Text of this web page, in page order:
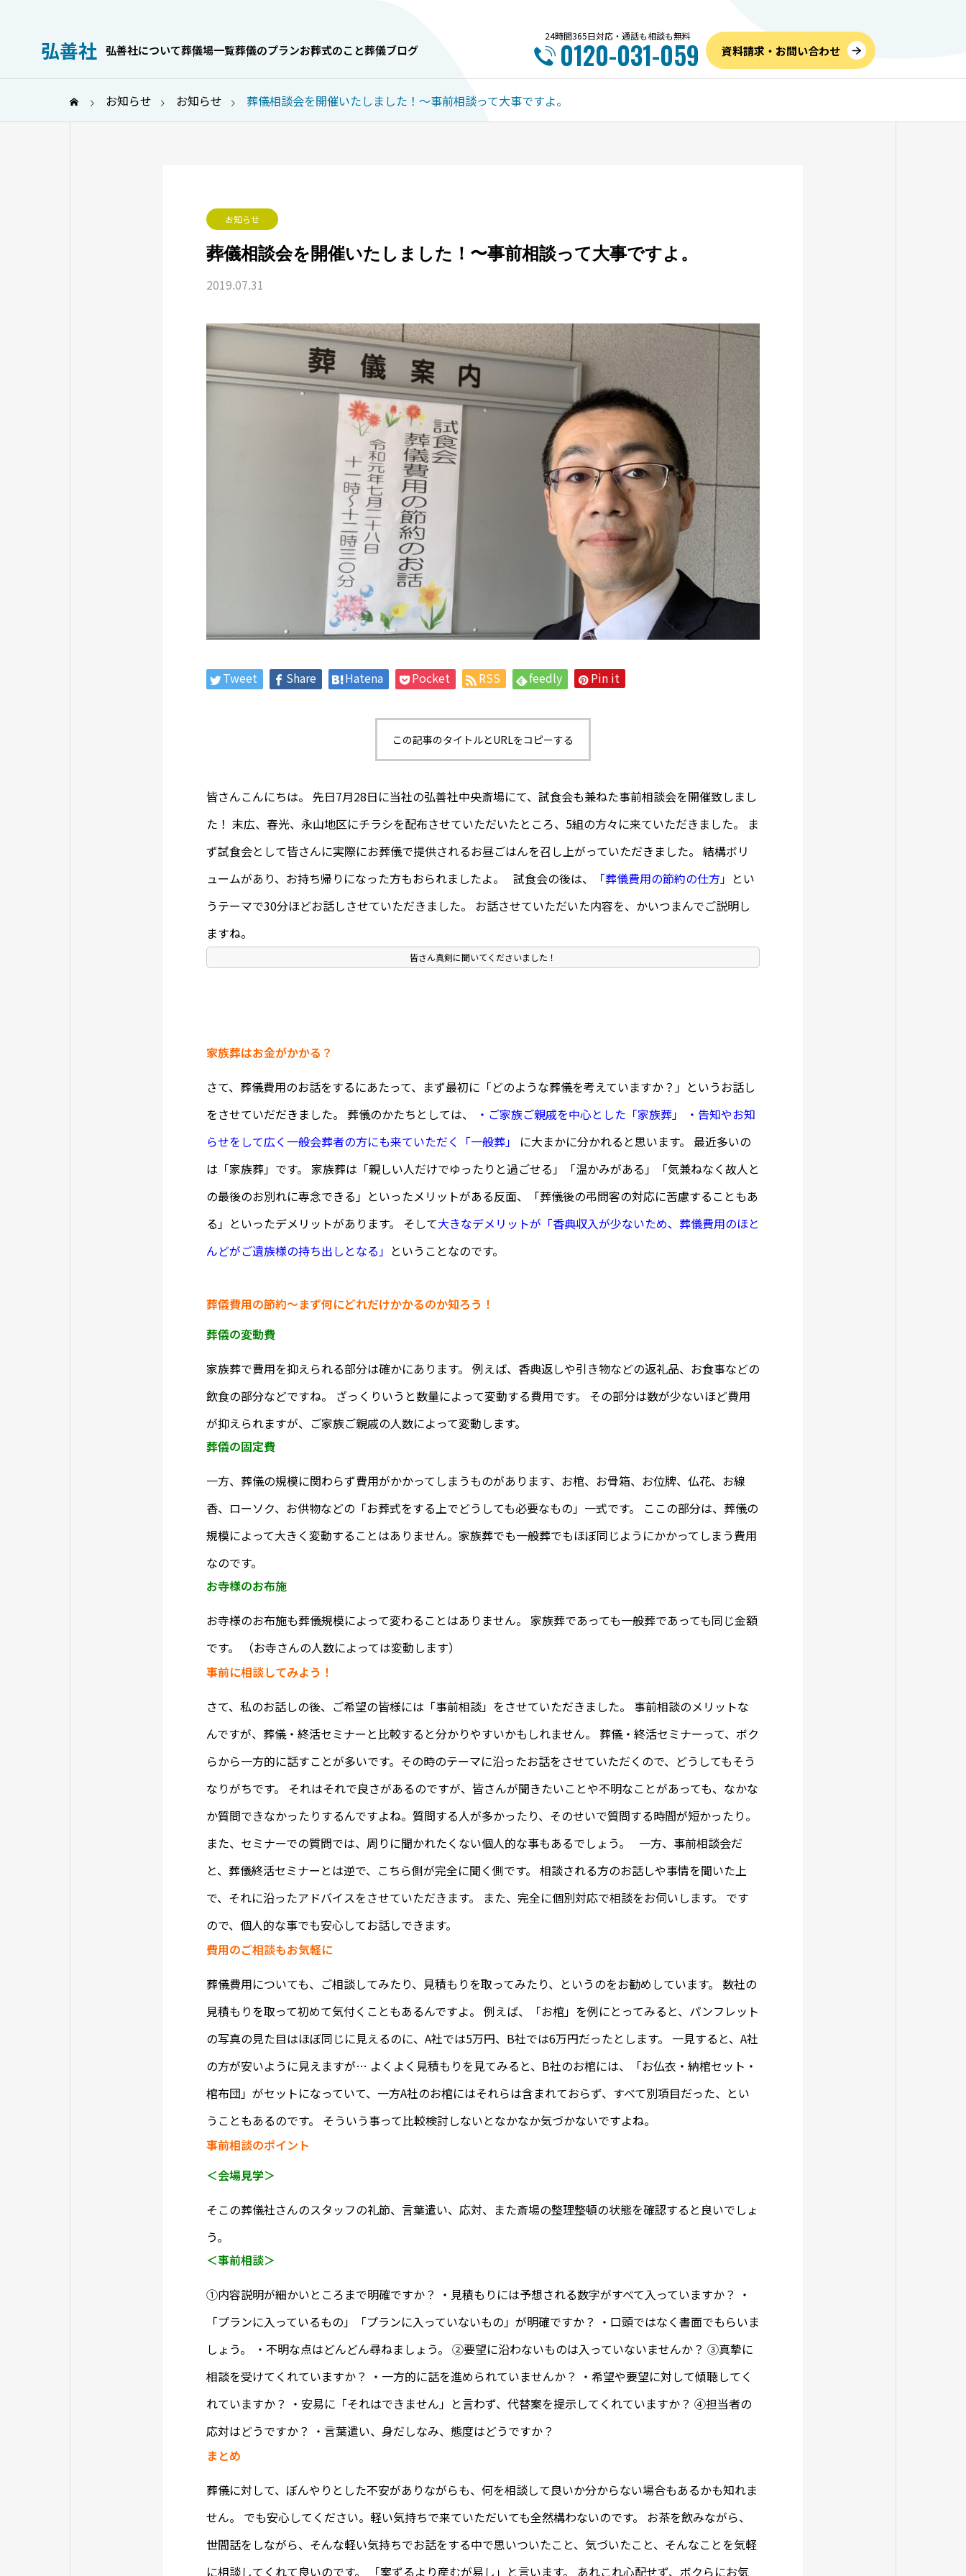
弘善社 弘善社について葬儀場一覧葬儀のプランお葬式のこと葬儀ブログ
家族葬の喪主挨拶｜場面別の
とポイント
えて安くする方法
24時間365日対応・通話も相談も無料
0120-031-059 資料請求・お問い合わせ
お知らせ お知らせ 葬儀相談会を開催いたしました！〜事前相談って大事ですよ。
お知らせ
葬儀相談会を開催いたしました！〜事前相談って大事ですよ。
2019.07.31
Tweet Share Hatena Pocket RSS feedly Pin it
この記事のタイトルとURLをコピーする
皆さんこんにちは。 先日7月28日に当社の弘善社中央斎場にて、試食会も兼ねた事前相談会を開催致しまし
た！ 末広、春光、永山地区にチラシを配布させていただいたところ、5組の方々に来ていただきました。 ま
ず試食会として皆さんに実際にお葬儀で提供されるお昼ごはんを召し上がっていただきました。 結構ボリ
ュームがあり、お持ち帰りになった方もおられましたよ。 試食会の後は、
「葬儀費用の節約の仕方」 とい
うテーマで30分ほどお話しさせていただきました。 お話させていただいた内容を、かいつまんでご説明し
ますね。
皆さん真剣に聞いてくださいました！
家族葬はお金がかかる？
さて、葬儀費用のお話をするにあたって、まず最初に「どのような葬儀を考えていますか？」というお話し
をさせていだだきました。 葬儀のかたちとしては、
・ご家族ご親戚を中心とした「家族葬」
・告知やお知
らせをして広く一般会葬者の方にも来ていただく「一般葬」
に大まかに分かれると思います。 最近多いの
は「家族葬」です。 家族葬は「親しい人だけでゆったりと過ごせる」「温かみがある」「気兼ねなく故人と
の最後のお別れに専念できる」といったメリットがある反面、「葬儀後の弔問客の対応に苦慮することもあ
る」といったデメリットがあります。 そして大きなデメリットが「香典収入が少ないため、葬儀費用のほと
んどがご遺族様の持ち出しとなる」 ということなのです。
葬儀費用の節約～まず何にどれだけかかるのか知ろう！
葬儀の変動費
家族葬で費用を抑えられる部分は確かにあります。 例えば、香典返しや引き物などの返礼品、お食事などの
飲食の部分などですね。 ざっくりいうと数量によって変動する費用です。 その部分は数が少ないほど費用
が抑えられますが、ご家族ご親戚の人数によって変動します。
葬儀の固定費
一方、葬儀の規模に関わらず費用がかかってしまうものがあります、お棺、お骨箱、お位牌、仏花、お線
香、ローソク、お供物などの「お葬式をする上でどうしても必要なもの」一式です。 ここの部分は、葬儀の
規模によって大きく変動することはありません。家族葬でも一般葬でもほぼ同じようにかかってしまう費用
なのです。
お寺様のお布施
お寺様のお布施も葬儀規模によって変わることはありません。 家族葬であっても一般葬であっても同じ金額
です。 （お寺さんの人数によっては変動します）
事前に相談してみよう！
さて、私のお話しの後、ご希望の皆様には「事前相談」をさせていただきました。 事前相談のメリットな
んですが、葬儀・終活セミナーと比較すると分かりやすいかもしれません。 葬儀・終活セミナーって、ボク
らから一方的に話すことが多いです。その時のテーマに沿ったお話をさせていただくので、どうしてもそう
なりがちです。 それはそれで良さがあるのですが、皆さんが聞きたいことや不明なことがあっても、なかな
か質問できなかったりするんですよね。質問する人が多かったり、そのせいで質問する時間が短かったり。
また、セミナーでの質問では、周りに聞かれたくない個人的な事もあるでしょう。 一方、事前相談会だ
と、葬儀終活セミナーとは逆で、こちら側が完全に聞く側です。 相談される方のお話しや事情を聞いた上
で、それに沿ったアドバイスをさせていただきます。 また、完全に個別対応で相談をお伺いします。 です
ので、個人的な事でも安心してお話しできます。
費用のご相談もお気軽に
葬儀費用についても、ご相談してみたり、見積もりを取ってみたり、というのをお勧めしています。 数社の
見積もりを取って初めて気付くこともあるんですよ。 例えば、「お棺」を例にとってみると、パンフレット
の写真の見た目はほぼ同じに見えるのに、A社では5万円、B社では6万円だったとします。 一見すると、A社
の方が安いように見えますが… よくよく見積もりを見てみると、B社のお棺には、「お仏衣・納棺セット・
棺布団」がセットになっていて、一方A社のお棺にはそれらは含まれておらず、すべて別項目だった、とい
うこともあるのです。 そういう事って比較検討しないとなかなか気づかないですよね。
事前相談のポイント
＜会場見学＞
そこの葬儀社さんのスタッフの礼節、言葉遣い、応対、また斎場の整理整頓の状態を確認すると良いでしょ
う。
＜事前相談＞
①内容説明が細かいところまで明確ですか？ ・見積もりには予想される数字がすべて入っていますか？ ・
「プランに入っているもの」「プランに入っていないもの」が明確ですか？ ・口頭ではなく書面でもらいま
しょう。 ・不明な点はどんどん尋ねましょう。 ②要望に沿わないものは入っていないませんか？ ③真摯に
相談を受けてくれていますか？ ・一方的に話を進められていませんか？ ・希望や要望に対して傾聴してく
れていますか？ ・安易に「それはできません」と言わず、代替案を提示してくれていますか？ ④担当者の
応対はどうですか？ ・言葉遣い、身だしなみ、態度はどうですか？
まとめ
葬儀に対して、ぼんやりとした不安がありながらも、何を相談して良いか分からない場合もあるかも知れま
せん。 でも安心してください。軽い気持ちで来ていただいても全然構わないのです。 お茶を飲みながら、
世間話をしながら、そんな軽い気持ちでお話をする中で思いついたこと、気づいたこと、そんなことを気軽
に相談してくれて良いのです。 「案ずるより産むが易し」と言います。 あれこれ心配せず、ボクらにお気